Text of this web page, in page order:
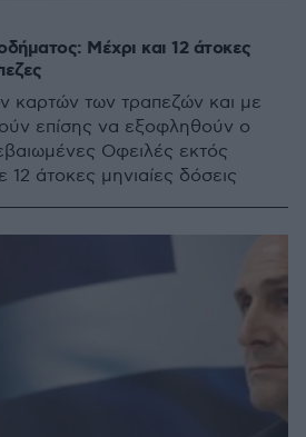
Μέχρι και 12 άτοκες
καρτών των τραπεζών και με
επίσης να εξοφληθούν ο
Οφειλές εκτός
άτοκες μηνιαίες δόσεις